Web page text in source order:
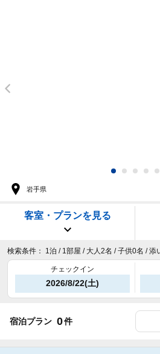
岩手県
客室・プランを見る
検索条件： 1泊 / 1部屋 / 大人2名 / 子供0名 / 添
チェックイン
2026/8/22(土)
宿泊プラン 0件